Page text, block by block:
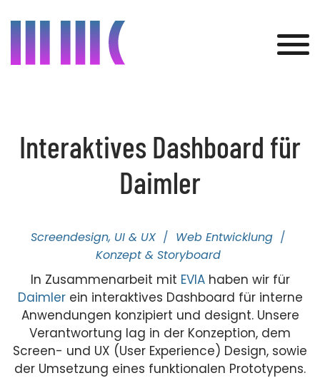
Kunden
Kontakt
Interaktives Dashboard für
Daimler
Screendesign, UI & UX
Web Entwicklung
Konzept & Storyboard
In Zusammenarbeit mit EVIAhaben wir für
Daimlerein interaktives Dashboard für interne
Anwendungen konzipiert und designt. Unsere
Verantwortung lag in der Konzeption, dem
Screen- und UX (User Experience) Design, sowie
der Umsetzung eines funktionalen Prototypens.